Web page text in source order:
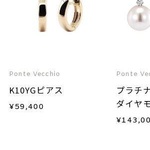
Ponte Vecchio
K10YGピアス
¥59,400
Ponte
プラチ
ダイヤ
¥